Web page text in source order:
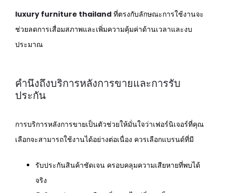
luxury furniture thailand ที่ตรงกับลักษณะการใช้งานจะ
ช่วยลดการเสื่อมสภาพและเพิ่มความคุ้มค่าด้านเวลาและงบ
ประมาณ
คำนึงถึงบริการหลังการขายและการรับ
ประกัน
การบริการหลังการขายเป็นตัวช่วยให้มั่นใจว่าเฟอร์นิเจอร์ที่คุณ
เลือกจะสามารถใช้งานได้อย่างต่อเนื่อง ควรเลือกแบรนด์ที่มี
รับประกันสินค้าชัดเจน ครอบคลุมความเสียหายที่พบได้
จริง